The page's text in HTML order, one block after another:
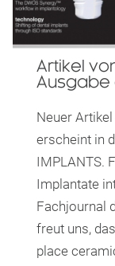
Artikel
Ausgabe
Neuer
erscheint in
IMPLANTS.
Implantate
Fachjournal
freut uns,
place